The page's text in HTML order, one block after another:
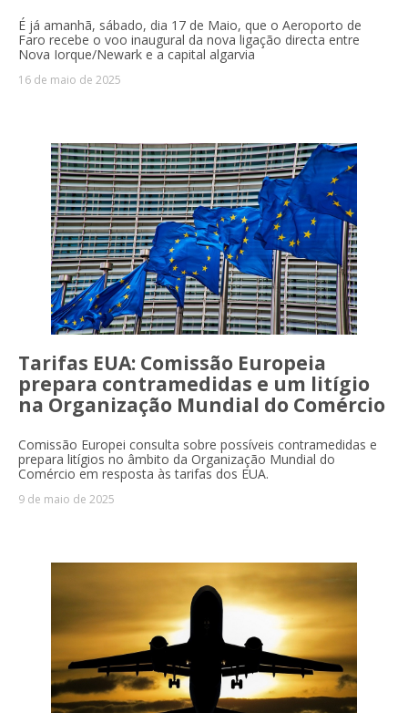
É já amanhã, sábado, dia 17 de Maio, que o Aeroporto de
Faro recebe o voo inaugural da nova ligação directa entre
Nova Iorque/Newark e a capital algarvia
16 de maio de 2025
Tarifas EUA: Comissão Europeia
prepara contramedidas e um litígio
na Organização Mundial do Comércio
Comissão Europei consulta sobre possíveis contramedidas e
prepara litígios no âmbito da Organização Mundial do
Comércio em resposta às tarifas dos EUA.
9 de maio de 2025